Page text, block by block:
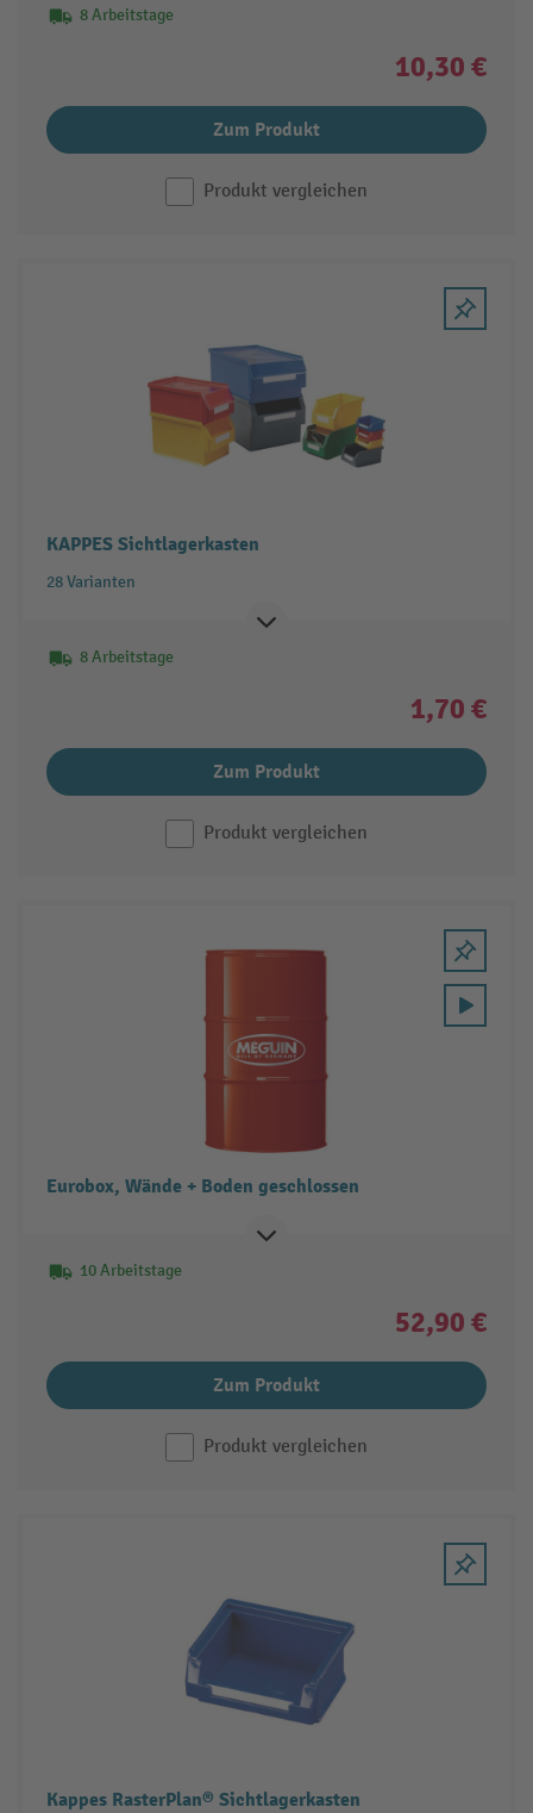
8 Arbeitstage
10,30 €
Zum Produkt
Produkt vergleichen
KAPPES Sichtlagerkasten
28 Varianten
8 Arbeitstage
1,70 €
Zum Produkt
Produkt vergleichen
Eurobox, Wände + Boden geschlossen
10 Arbeitstage
52,90 €
Zum Produkt
Produkt vergleichen
Kappes RasterPlan® Sichtlagerkasten